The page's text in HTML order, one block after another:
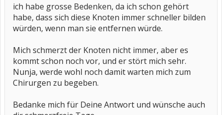
ich habe grosse Bedenken, da ich schon gehört
habe, dass sich diese Knoten immer schneller bilden
würden, wenn man sie entfernen würde.
Mich schmerzt der Knoten nicht immer, aber es
kommt schon noch vor, und er stört mich sehr.
Nunja, werde wohl noch damit warten mich zum
Chirurgen zu begeben.
Bedanke mich für Deine Antwort und wünsche auch